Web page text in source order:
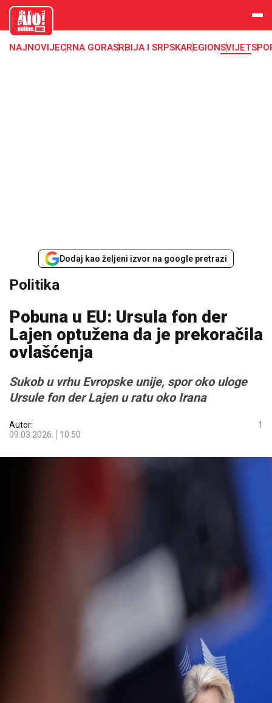
aloonline.
me
NAJNOVIJECRNA GORASRBIJA I SRPSKAREGIONSVIJET
Dodaj kao željeni izvor na google pretrazi
Politika
Pobuna u EU: Ursula fon der
Lajen optužena da je prekoračila
ovlašćenja
Sukob u vrhu Evropske unije, spor oko uloge
Ursule fon der Lajen u ratu oko Irana
Autor:
09.03.2026.
10:50
1